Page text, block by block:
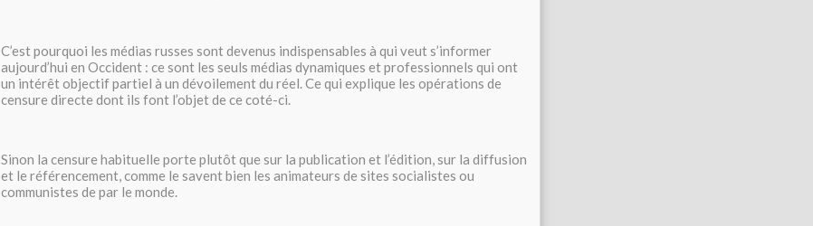
C’est pourquoi les médias russes sont devenus indispensables à qui veut s’informer
aujourd’hui en Occident : ce sont les seuls médias dynamiques et professionnels qui ont
un intérêt objectif partiel à un dévoilement du réel. Ce qui explique les opérations de
censure directe dont ils font l’objet de ce coté-ci.
Sinon la censure habituelle porte plutôt que sur la publication et l’édition, sur la diffusion
et le référencement, comme le savent bien les animateurs de sites socialistes ou
communistes de par le monde.